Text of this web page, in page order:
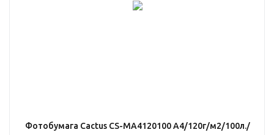
Фотобумага Cactus CS-MA4120100 A4/120г/м2/100л./